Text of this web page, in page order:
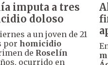
imputa a tres
doloso
a un joven de 21
por homicidio
de Roselín
ocurrido en